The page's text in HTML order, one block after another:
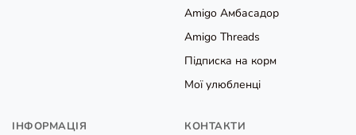
Amigo Амбасадор
Amigo Threads
Підписка на корм
Мої улюбленці
ІНФОРМАЦІЯ КОНТАКТИ